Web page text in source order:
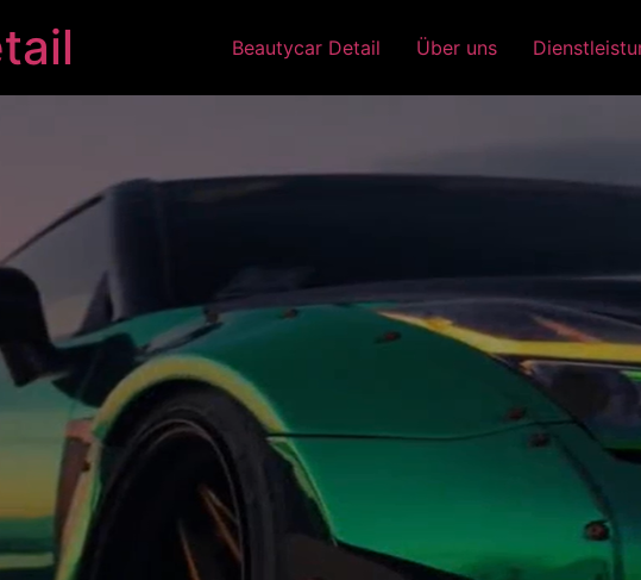
Beautycar Detail Über uns